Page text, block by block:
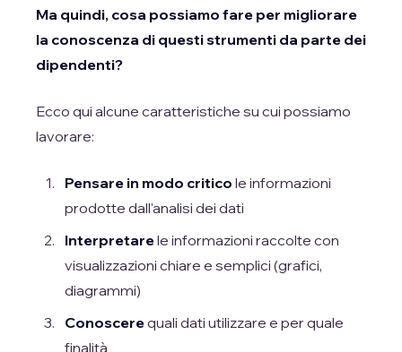
Ma quindi, cosa possiamo fare per migliorare
la conoscenza di questi strumenti da parte dei
dipendenti?
Ecco qui alcune caratteristiche su cui possiamo
lavorare:
Pensare in modo critico le informazioni
prodotte dall'analisi dei dati
Interpretarele informazioni raccolte con
visualizzazioni chiare e semplici (grafici,
diagrammi)
Conoscerequali dati utilizzare e per quale
finalità